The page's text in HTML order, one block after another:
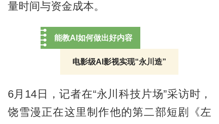
量时间与资金成本。
能教AI如何做出好内容
电影级AI影视实现“永川造”
6月14日，记者在“永川科技片场”采访时，
饶雪漫正在这里制作他的第二部短剧《左